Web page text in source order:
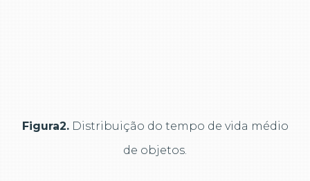
Figura2.Distribuição do tempo de vida médio
de objetos.